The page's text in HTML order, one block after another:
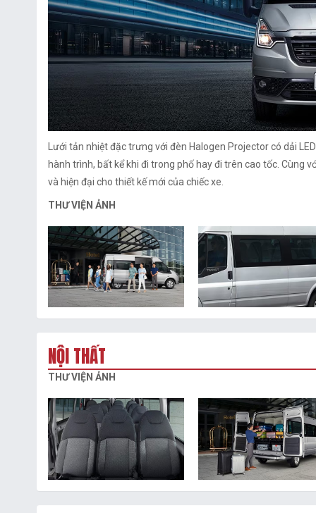
Lưới tản nhiệt đặc trưng với đèn Halogen Projector có dải
hành trình, bất kể khi đi trong phố hay đi trên cao tốc. Cùng
và hiện đại cho thiết kế mới của chiếc xe.
THƯ VIỆN ẢNH
NỘI THẤT
THƯ VIỆN ẢNH